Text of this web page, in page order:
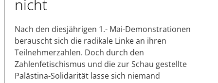
nicht
Nach den diesjährigen 1.- Mai-Demonstrationen
berauscht sich die radikale Linke an ihren
Teilnehmerzahlen. Doch durch den
Zahlenfetischismus und die zur Schau gestellte
Palästina-Solidarität lasse sich niemand